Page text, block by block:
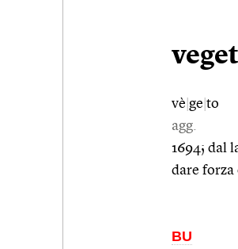
vè ge to
agg.
1694; dal
dare forza
BU